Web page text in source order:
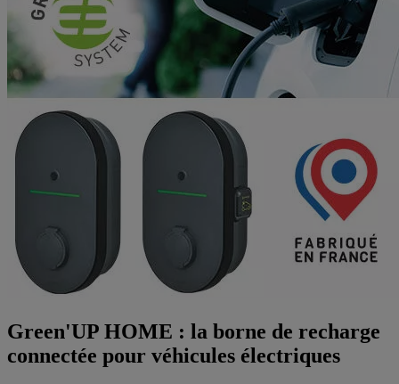
Green'UP HOME : la borne de recharge
connectée pour véhicules électriques